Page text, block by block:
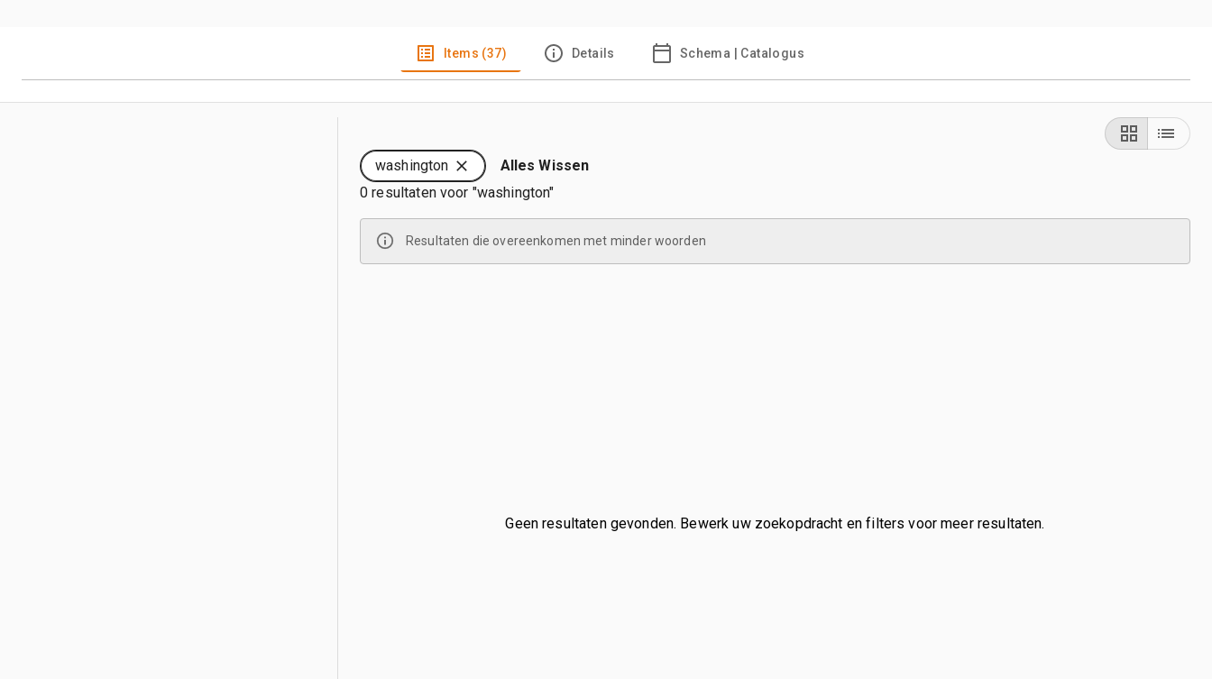
Items (37) Details Schema | Catalogus
washington
Alles Wissen
0 resultaten voor "washington"
Resultaten die overeenkomen met minder woorden
Geen resultaten gevonden. Bewerk uw zoekopdracht en filters voor meer resultaten.